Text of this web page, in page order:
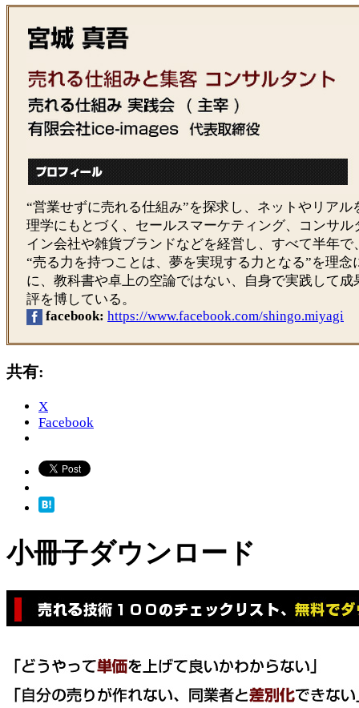
“営業せずに売れる仕組み”を探求し、ネットやリア
理学にもとづく、セールスマーケティング、コンサ
イン会社や雑貨ブランドなどを経営し、すべて半年
“売る力を持つことは、夢を実現する力となる”を理
に、教科書や卓上の空論ではない、自身で実践して
評を博している。
facebook: https://www.facebook.com/shingo.miyagi
共有:
X
Facebook
小冊子ダウンロード